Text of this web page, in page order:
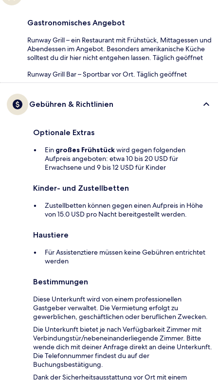
Gastronomisches Angebot
Runway Grill – ein Restaurant mit Frühstück, Mittagessen und
Abendessen im Angebot. Besonders amerikanische Küche
solltest du dir hier nicht entgehen lassen. Täglich geöffnet
Runway Grill Bar – Sportbar vor Ort. Täglich geöffnet
Gebühren & Richtlinien
Optionale Extras
Ein großes Frühstückwird gegen folgenden
Aufpreis angeboten: etwa 10 bis 20 USD für
Erwachsene und 9 bis 12 USD für Kinder
Kinder- und Zustellbetten
Zustellbetten können gegen einen Aufpreis in Höhe
von 15.0 USD pro Nacht bereitgestellt werden.
Haustiere
Für Assistenztiere müssen keine Gebühren entrichtet
werden
Bestimmungen
Diese Unterkunft wird von einem professionellen
Gastgeber verwaltet. Die Vermietung erfolgt zu
gewerblichen, geschäftlichen oder beruflichen Zwecken.
Die Unterkunft bietet je nach Verfügbarkeit Zimmer mit
Verbindungstür/nebeneinanderliegende Zimmer. Bitte
wende dich mit deiner Anfrage direkt an deine Unterkunft.
Die Telefonnummer findest du auf der
Buchungsbestätigung.
Dank der Sicherheitsausstattung vor Ort mit einem